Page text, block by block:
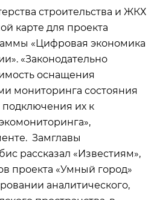
строительства и ЖКХ
карте для проекта
«Цифровая экономика
«Законодательно
оснащения
мониторинга состояния
их к
Замглавы
рассказал «Известиям»,
проекта «Умный город»
аналитического,